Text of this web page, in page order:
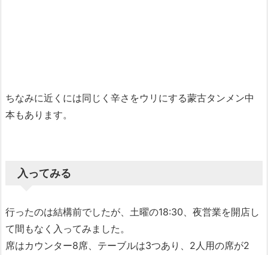
ちなみに近くには同じく辛さをウリにする蒙古タンメン中
本もあります。
入ってみる
行ったのは結構前でしたが、土曜の18:30、夜営業を開店し
て間もなく入ってみました。
席はカウンター8席、テーブルは3つあり、2人用の席が2